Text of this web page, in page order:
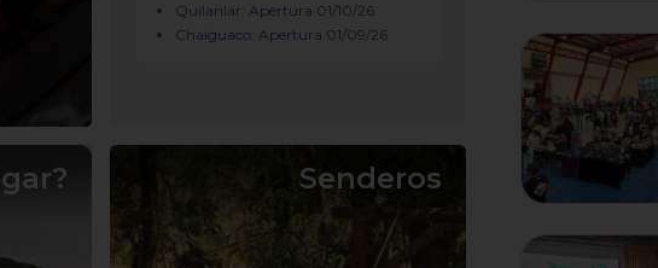
Quilanlar: Apertura 01/10/26
Chaiguaco: Apertura 01/09/26
Senderos